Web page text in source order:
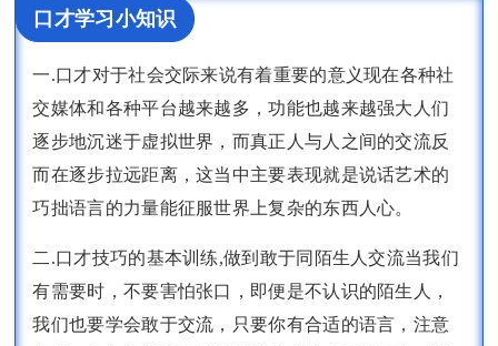
口才学习小知识
一.口才对于社会交际来说有着重要的意义现在各种社
交媒体和各种平台越来越多，功能也越来越强大人们
逐步地沉迷于虚拟世界，而真正人与人之间的交流反
而在逐步拉远距离，这当中主要表现就是说话艺术的
巧拙语言的力量能征服世界上复杂的东西人心。
二.口才技巧的基本训练,做到敢于同陌生人交流当我们
有需要时，不要害怕张口，即便是不认识的陌生人，
我们也要学会敢于交流，只要你有合适的语言，注意